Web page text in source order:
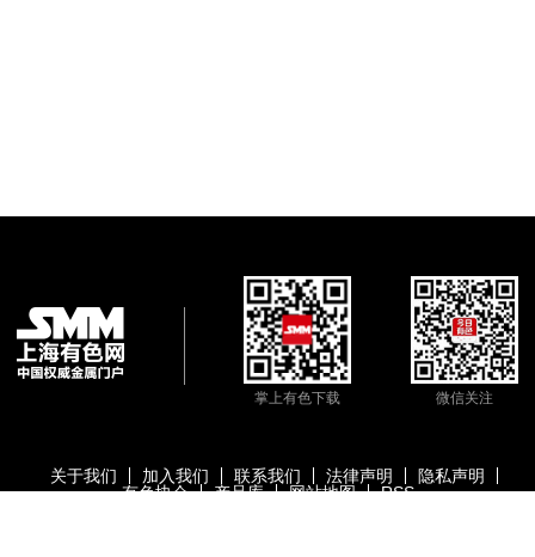
掌上有色下载 微信关注
关于我们 加入我们 联系我们 法律声明
隐私声明
有色协会
产品库 网站地图 RSS